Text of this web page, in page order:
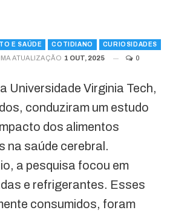
E SAÚDE COTIDIANO CURIOSIDADES
ATUALIZAÇÃO 1 OUT, 2025 0
Universidade Virginia Tech,
conduziram um estudo
dos alimentos
na saúde cerebral.
a pesquisa focou em
e refrigerantes. Esses
consumidos, foram